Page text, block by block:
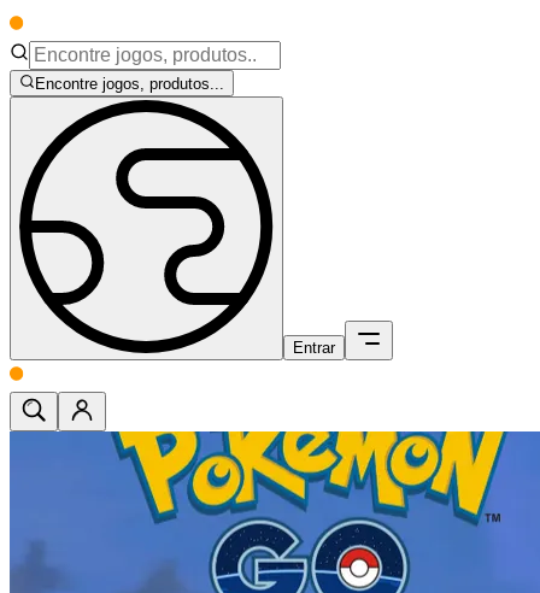
Encontre jogos, produtos...
Entrar